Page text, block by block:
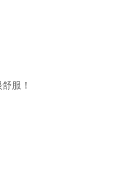
服！